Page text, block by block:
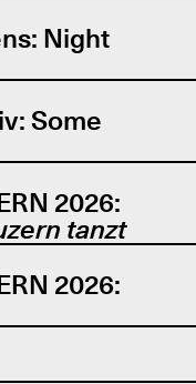
Night
Some
2026:
tanzt
2026: